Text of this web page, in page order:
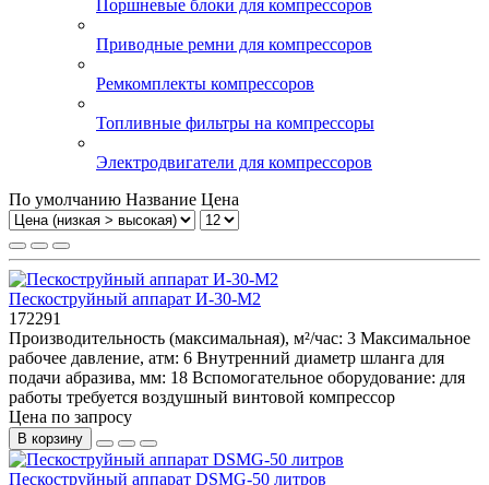
Поршневые блоки для компрессоров
Приводные ремни для компрессоров
Ремкомплекты компрессоров
Топливные фильтры на компрессоры
Электродвигатели для компрессоров
По умолчанию Название Цена
Пескоструйный аппарат И-30-М2
172291
Производительность (максимальная), м²/час: 3 Максимальное
рабочее давление, атм: 6 Внутренний диаметр шланга для
подачи абразива, мм: 18 Вспомогательное оборудование: для
работы требуется воздушный винтовой компрессор
Цена по запросу
В корзину
Пескоструйный аппарат DSMG-50 литров